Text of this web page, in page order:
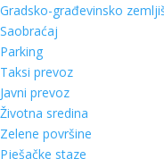
Gradsko-građevinsko
Saobraćaj
Parking
Taksi prevoz
Javni prevoz
Životna sredina
Zelene površine
Pješačke staze